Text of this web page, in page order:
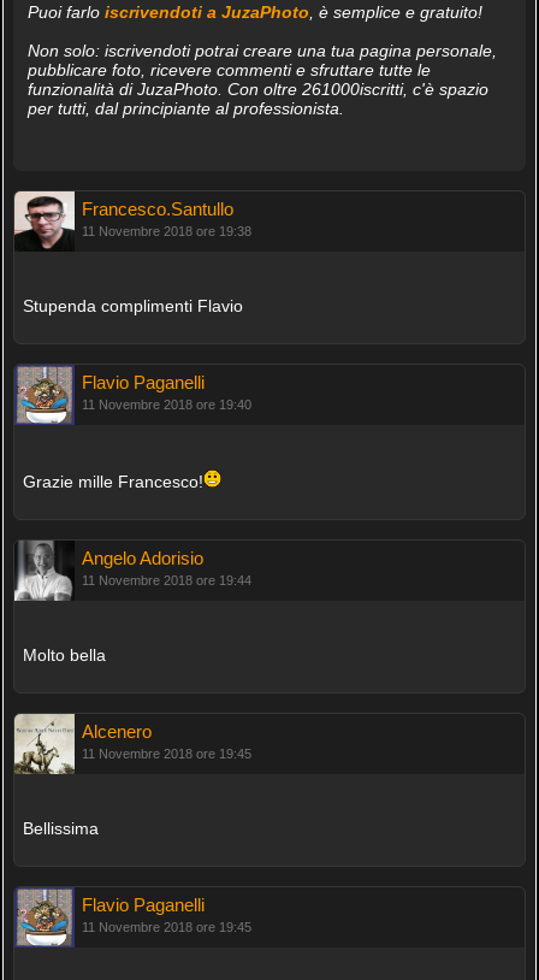
Puoi farlo iscrivendoti a JuzaPhoto, è semplice e gratuito!
Non solo: iscrivendoti potrai creare una tua pagina personale,
pubblicare foto, ricevere commenti e sfruttare tutte le
funzionalità di JuzaPhoto. Con oltre 261000iscritti, c'è spazio
per tutti, dal principiante al professionista.
Francesco.Santullo
11 Novembre 2018 ore 19:38
Stupenda complimenti Flavio
Flavio Paganelli
11 Novembre 2018 ore 19:40
Grazie mille Francesco!
Angelo Adorisio
11 Novembre 2018 ore 19:44
Molto bella
Alcenero
11 Novembre 2018 ore 19:45
Bellissima
Flavio Paganelli
11 Novembre 2018 ore 19:45